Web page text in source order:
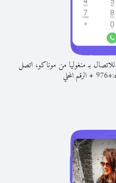
للاتصال بـ منغوليا من موناكو، اتصل
+
976
+الرقم المحلي